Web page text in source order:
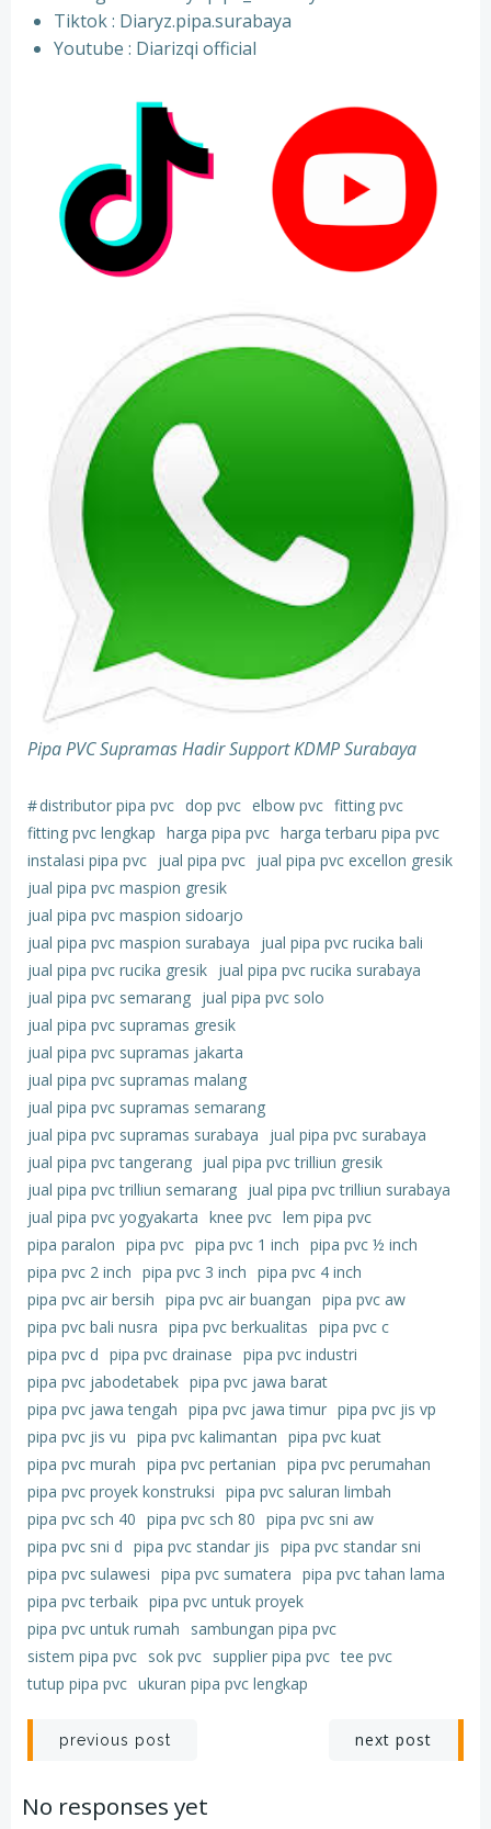
⁠Tiktok : Diaryz.pipa.surabaya
⁠Youtube : Diarizqi official
Pipa PVC Supramas Hadir Support KDMP Surabaya
#distributor pipa pvc dop pvc elbow pvc fitting pvc
fitting pvc lengkap harga pipa pvc harga terbaru pipa pvc
instalasi pipa pvc jual pipa pvc jual pipa pvc excellon gresik
jual pipa pvc maspion gresik
jual pipa pvc maspion sidoarjo
jual pipa pvc maspion surabaya
jual pipa pvc rucika bali
jual pipa pvc rucika gresik jual pipa pvc rucika surabaya
jual pipa pvc semarang jual pipa pvc solo
jual pipa pvc supramas gresik
jual pipa pvc supramas jakarta
jual pipa pvc supramas malang
jual pipa pvc supramas semarang
jual pipa pvc supramas surabaya
jual pipa pvc surabaya
jual pipa pvc tangerang jual pipa pvc trilliun gresik
jual pipa pvc trilliun semarang jual pipa pvc trilliun surabaya
jual pipa pvc yogyakarta knee pvc lem pipa pvc
pipa paralon pipa pvc pipa pvc 1 inch pipa pvc ½ inch
pipa pvc 2 inch pipa pvc 3 inch pipa pvc 4 inch
pipa pvc air bersih pipa pvc air buangan pipa pvc aw
pipa pvc bali nusra pipa pvc berkualitas pipa pvc c
pipa pvc d pipa pvc drainase pipa pvc industri
pipa pvc jabodetabek pipa pvc jawa barat
pipa pvc jawa tengah pipa pvc jawa timur pipa pvc jis vp
pipa pvc jis vu pipa pvc kalimantan pipa pvc kuat
pipa pvc murah pipa pvc pertanian pipa pvc perumahan
pipa pvc proyek konstruksi pipa pvc saluran limbah
pipa pvc sch 40 pipa pvc sch 80 pipa pvc sni aw
pipa pvc sni d pipa pvc standar jis pipa pvc standar sni
pipa pvc sulawesi pipa pvc sumatera pipa pvc tahan lama
pipa pvc terbaik pipa pvc untuk proyek
pipa pvc untuk rumah
sambungan pipa pvc
sistem pipa pvc sok pvc supplier pipa pvc tee pvc
tutup pipa pvc ukuran pipa pvc lengkap
Post
navigation
previous post next post
No responses yet